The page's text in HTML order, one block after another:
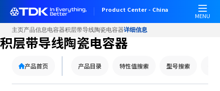
Product Center - China
MENU
主页产品信息电容器积层带导线陶瓷电容器详细信息
积层带导线陶瓷电容器
产品首页 产品目录 特性值搜索 型号搜索